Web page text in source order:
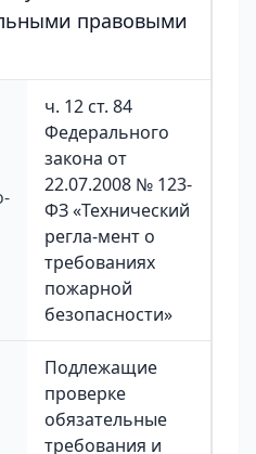
правовыми
ч. 12 ст. 84
Федерального
закона от
22.07.2008 № 123-
ФЗ «Технический
регла-мент о
требованиях
пожарной
безопасности»
Подлежащие
проверке
обязательные
требования и